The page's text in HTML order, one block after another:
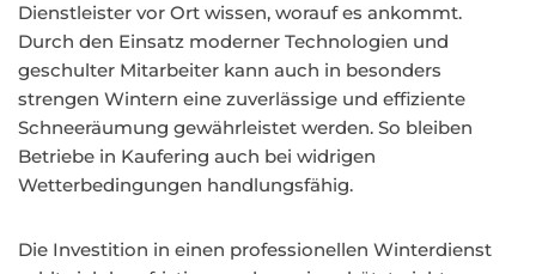
Dienstleister vor Ort wissen, worauf es ankommt.
Durch den Einsatz moderner Technologien und
geschulter Mitarbeiter kann auch in besonders
strengen Wintern eine zuverlässige und effiziente
Schneeräumung gewährleistet werden. So bleiben
Betriebe in Kaufering auch bei widrigen
Wetterbedingungen handlungsfähig.
Die Investition in einen professionellen Winterdienst